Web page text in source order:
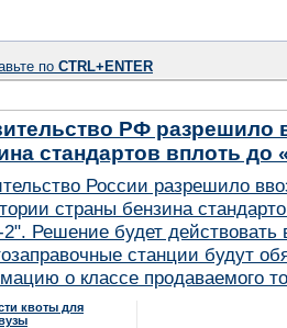
по CTRL+ENTER
РФ разрешило
стандартов вплоть до
России разрешило
страны бензина
Решение будет действовать
станции будут
о классе продаваемого
квоты для